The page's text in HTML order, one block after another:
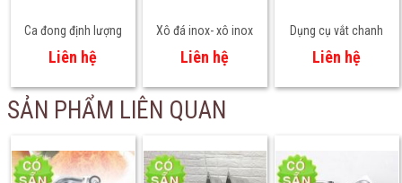
Ca đong định lượng
bằng nhựa TC
Liên hệ
Xô đá inox- xô inox
ướp rượu BW3824
Liên hệ
Dụng cụ vắt chanh
loại dày chuyên
Liên hệ
SẢN PHẨM LIÊN QUAN